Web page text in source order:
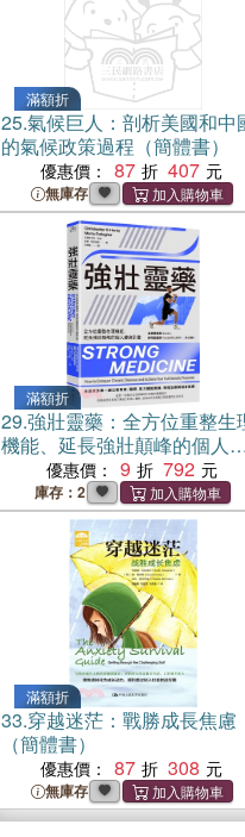
滿額折
25.氣候巨人：剖析美國和中
的氣候政策過程（簡體書）
優惠價： 87 407
無庫存
滿額折
29.強壯靈藥：全方位重整生
機能、延長強壯顛峰的個人
身計畫優惠價： 9 792
庫存：2
滿額折
33.穿越迷茫：戰勝成長焦慮
（簡體書）
優惠價： 87 308
無庫存